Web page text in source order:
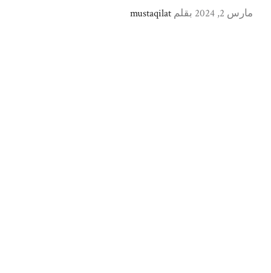
مارس 2, 2024 بقلم mustaqilat